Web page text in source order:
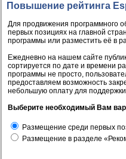
Повышение рейтинга
Для продвижения программного
первых позициях на главной
программы или разместить её в
Ежедневно на нашем сайте
сортируется по дате и времени
программы не просто,
предоставляем возможность
небольшую оплату для
Выберите необходимый Вам
Размещение среди первых
Размещение в разделе